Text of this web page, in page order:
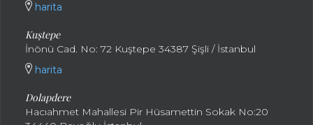
harita
Kuştepe
İnönü Cad. No: 72 Kuştepe 34387 Şişli / İstanbul
harita
Dolapdere
Hacıahmet Mahallesi Pir Hüsamettin Sokak No:20